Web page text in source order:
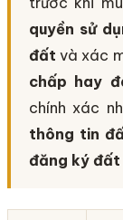
quyền sử
đất và xác
chấp hay
chính xác
thông tin
đăng ký đất